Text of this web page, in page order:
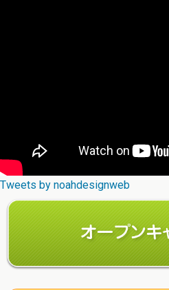
Tweets by noahdesignweb